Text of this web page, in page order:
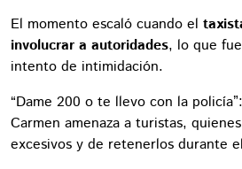
El momento escaló cuando el
involucrar a autoridades, lo que
intento de intimidación.
“Dame 200 o te llevo con la
Carmen amenaza a turistas,
excesivos y de retenerlos durante